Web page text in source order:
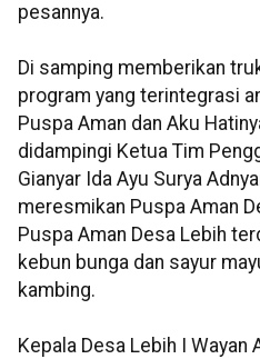
pesannya.
Di samping memberikan
program yang terintegrasi
Puspa Aman dan Aku
didampingi Ketua Tim
Gianyar Ida Ayu Surya
meresmikan Puspa Aman
Puspa Aman Desa Lebih
kebun bunga dan sayur
kambing.
Kepala Desa Lebih I Wayan